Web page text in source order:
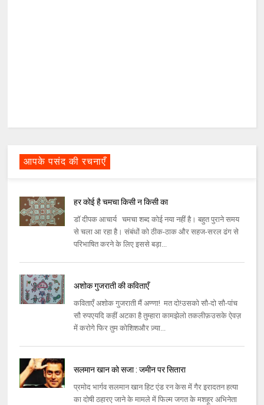
आपके पसंद की रचनाएँ
हर कोई है चमचा किसी न किसी का
डॉ दीपक आचार्य चमचा शब्द कोई नया नहीं है। बहुत पुराने समय
से चला आ रहा है। संबंधों को ठीक-ठाक और सहज-सरल ढंग से
परिभाषित करने के लिए इससे बड़ा...
अशोक गुजराती की कविताएँ
कविताएँ अशोक गुजराती मैं अण्णा! मत दो!उसको सौ-दो सौ-पांच
सौ रुपएयदि कहीं अटका है तुम्हारा कामझेलो तकलीफ़उसके ऐवज़
में करोगे फिर तुम कोशिशऔर ज़्या...
सलमान खान को सजा : जमीन पर सितारा
प्रमोद भार्गव सलमान खान हिट एंड रन केस में गैर इरादतन हत्या
का दोषी ठहारए जाने के मामले में फिल्म जगत के मशहूर अभिनेता